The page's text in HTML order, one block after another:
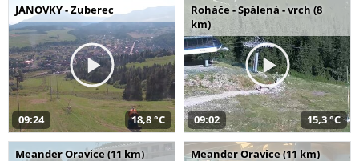
JANOVKY - Zuberec
09:24 18,8 °C
Roháče - Spálená - vrch (8
km)
09:02 15,3 °C
Meander Oravice (11 km) Meander Oravice (11 km)